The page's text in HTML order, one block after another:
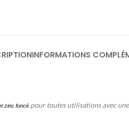
INFORMATIONS
zinc foncé pour toutes utilisations avec